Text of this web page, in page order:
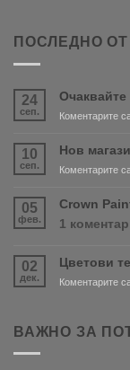
ПОСЛЕДНО ОТ
24
сеп.
Очаквайте
Коментарите
10
сеп.
Нов
Коментарите
05
фев.
Crown
1 коментар
02
дек.
Цветови
Коментарите
ВАЖНО ЗА